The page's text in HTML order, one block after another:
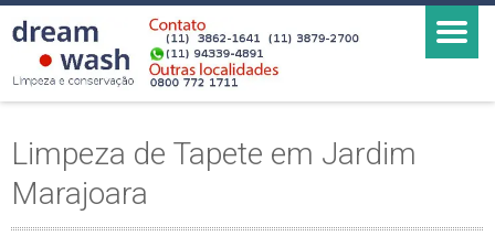
Limpeza de Tapete em Jardim
Marajoara